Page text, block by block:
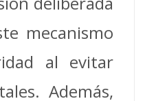
mecanismo
al evitar
Además,